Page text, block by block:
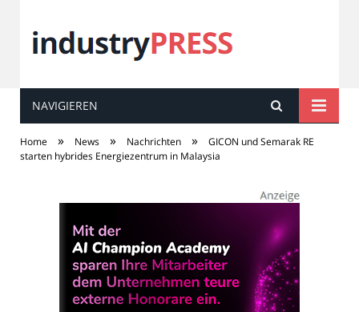
industryPRESS
NAVIGIEREN
Home » News » Nachrichten »
GICON und Semarak RE
starten hybrides Energiezentrum in Malaysia